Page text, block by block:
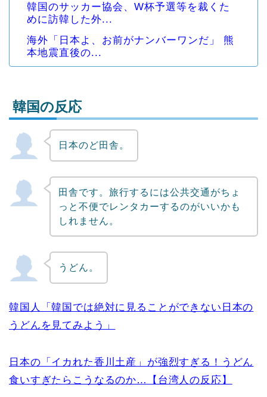
韓国のサッカー協会、W杯予選等を裁くた
めに訪韓した外...
海外「日本よ、お前がナンバーワンだ」 熊
本地震直後の...
Powered by livedoor 相互RSS
韓国の反応
日本のど田舎。
田舎です。旅行するには公共交通がちょ
っと不便でレンタカーするのがいいかも
しれません。
うどん。
韓国人「韓国では絶対に見ることができない日本の
うどんを見てみよう」
日本の「イカれた香川土産」が強烈すぎる！うどん
食いすぎたらこうなるのか…【台湾人の反応】